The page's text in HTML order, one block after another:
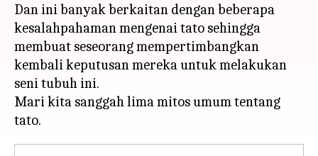
Dan ini banyak berkaitan dengan beberapa
kesalahpahaman mengenai tato sehingga
membuat seseorang mempertimbangkan
kembali keputusan mereka untuk melakukan
seni tubuh ini.
Mari kita sanggah lima mitos umum tentang